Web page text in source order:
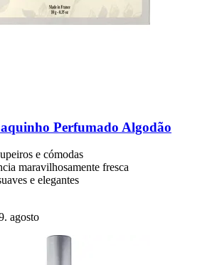
Perfumado Algodão
e cómodas
maravilhosamente fresca
e elegantes
agosto